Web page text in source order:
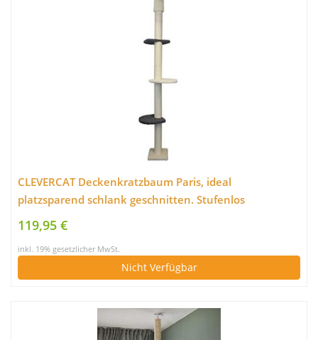
CLEVERCAT Deckenkratzbaum Paris, ideal
platzsparend schlank geschnitten. Stufenlos
höhenverstellbar mit 3 Aussichtsetagen für Ihren
Liebling in vielen Farben lieferbar Made in Germany
119,95 €
inkl. 19% gesetzlicher MwSt.
Nicht Verfügbar